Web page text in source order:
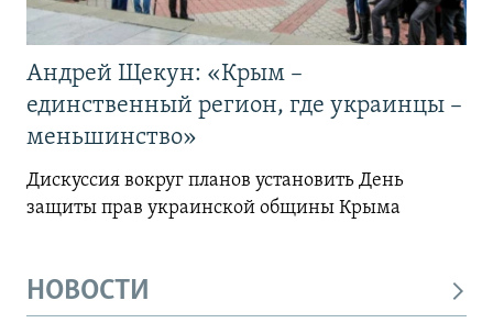
Андрей Щекун: «Крым –
единственный регион, где украинцы –
меньшинство»
Дискуссия вокруг планов установить День
защиты прав украинской общины Крыма
НОВОСТИ